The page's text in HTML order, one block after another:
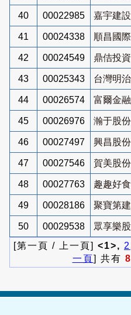
40 00022985 嘉宇建
41 00024338 順昌國
42 00024549 鼎佶投
43 00025343 台灣明
44 00026574 富爾金
45 00026976 瀚于股
46 00027497 興昌股
47 00027546 賀美股
48 00027763 趣趣好
49 00028186 聚寶第
50 00029538
眾享樂
[第一頁 / 上一頁] <1>, 2
一頁] 共有